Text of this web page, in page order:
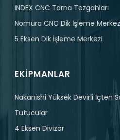
INDEX CNC Torna Tezgahları
Nomura CNC Dik İşleme
5 Eksen Dik İşleme Merkezi
EKIPMANLAR
Nakanishi Yüksek Devirli İçten
Tutucular
4 Eksen Divizör